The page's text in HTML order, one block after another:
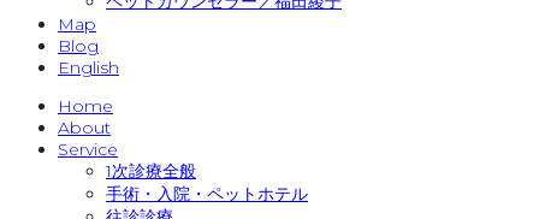
Map
Blog
English
Home
About
Service
1次診療全般
手術・入院・ペットホテル